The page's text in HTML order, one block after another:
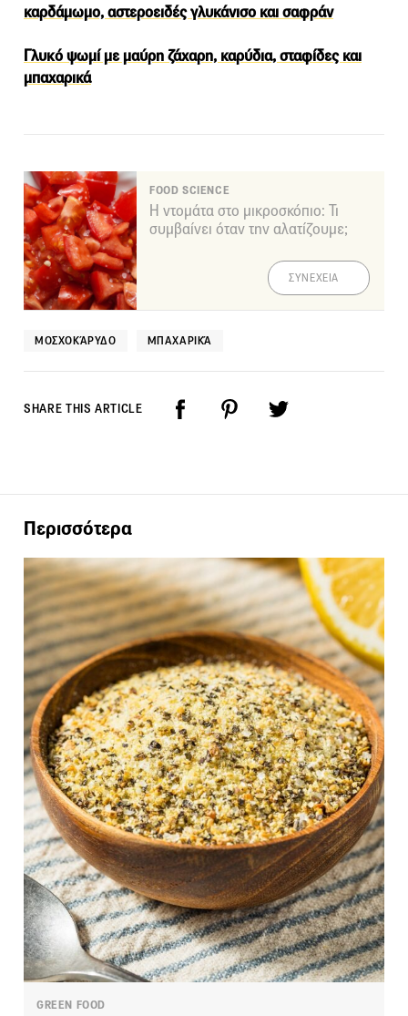
καρδάμωμο, αστεροειδές γλυκάνισο και σαφράν
Γλυκό ψωμί με μαύρη ζάχαρη, καρύδια, σταφίδες και
μπαχαρικά
FOOD SCIENCE
Η ντομάτα στο μικροσκόπιο: Τι
συμβαίνει όταν την αλατίζουμε;
ΣΥΝΕΧΕΙΑ
ΜΟΣΧΟΚΆΡΥΔΟ ΜΠΑΧΑΡΙΚΆ
SHARE THIS ARTICLE
Περισσότερα
GREEN FOOD